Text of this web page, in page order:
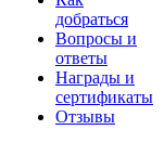
добраться
Вопросы и
ответы
Награды и
сертификаты
Отзывы